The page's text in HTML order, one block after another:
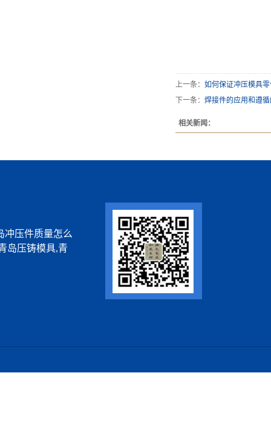
上一条： 如何保证冲压模具
下一条： 焊接件的应用和遵
相关新闻：
冲压件质量怎么
岛压铸模具,青